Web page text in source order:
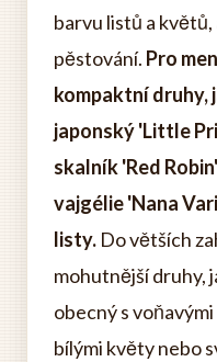
barvu listů a
pěstování. Pro
kompaktní druhy,
japonský 'Little
skalník 'Red
vajgélie 'Nana
listy. Do větších
mohutnější druhy,
obecný s
bílými květy nebo